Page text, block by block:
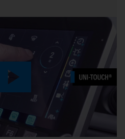
Play
Video